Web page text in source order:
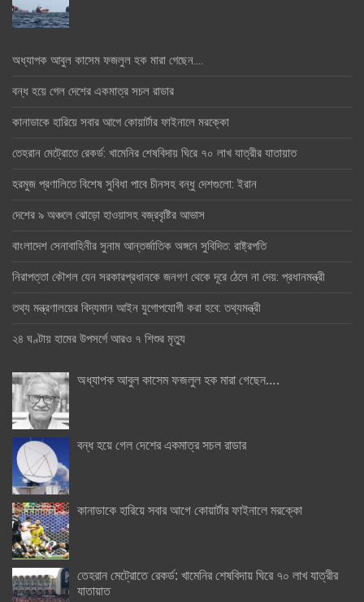
অধ্যাপক আবুল কাসেম ফজলুল হক মারা গেছেন….
বন্ধ হয়ে গেল দেশের একমাত্র সচল রাডার
কানাডাকে হারিয়ে সবার আগে কোয়ার্টার ফাইনালে মরক্কো
তেহরান মেট্রোতে রেকর্ড: খামেনির শেষবিদায় ঘিরে ৭০ লাখ যাত্রীর যাতায়াত
হরমুজ প্রণালিতে বিশেষ সুবিধা পাবে চীনসহ বন্ধু দেশগুলো: ইরান
দেশের ৯ অঞ্চলে ঝোড়ো হাওয়াসহ বজ্রবৃষ্টির আভাস
বাংলাদেশ সেনাবাহিনীর সুনাম আন্তর্জাতিক অঙ্গনে সুবিদিত: রাষ্ট্রপতি
নিরাপত্তা কৌশল যেন সরকারপ্রধানকে জনগণ থেকে দূরে ঠেলে না দেয়: প্রধানমন্ত্রী
তথ্য মন্ত্রণালয়ের বিদ্যমান আইন যুগোপযোগী করা হবে: তথ্যমন্ত্রী
২৪ ঘণ্টায় হামের উপসর্গে আরও ৭ শিশুর মৃত্যু
অধ্যাপক আবুল কাসেম ফজলুল হক মারা গেছেন….
বন্ধ হয়ে গেল দেশের একমাত্র সচল রাডার
কানাডাকে হারিয়ে সবার আগে কোয়ার্টার ফাইনালে মরক্কো
তেহরান মেট্রোতে রেকর্ড: খামেনির শেষবিদায় ঘিরে ৭০ লাখ যাত্রীর
যাতায়াত